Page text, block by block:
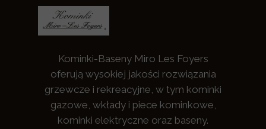
Kominki-Baseny Miro Les Foyers
oferują wysokiej jakości rozwiązania
grzewcze i rekreacyjne, w tym kominki
gazowe, wkłady i piece kominkowe,
kominki elektryczne oraz baseny.